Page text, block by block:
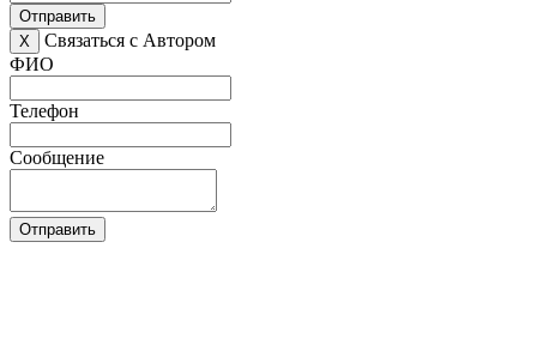
Отправить
X
Связаться с Автором
ФИО
Телефон
Сообщение
Отправить